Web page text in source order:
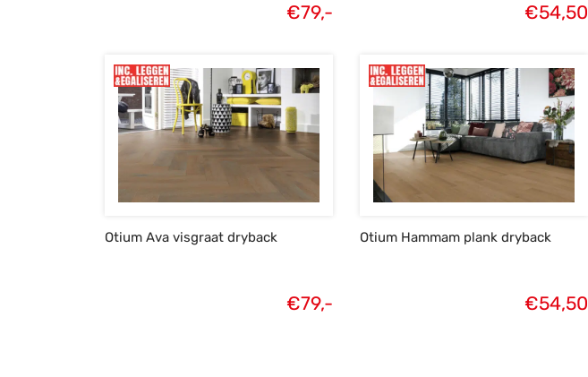
€79,- €54,50
Otium Ava visgraat dryback
€79,-
Otium Hammam plank dryback
€54,50